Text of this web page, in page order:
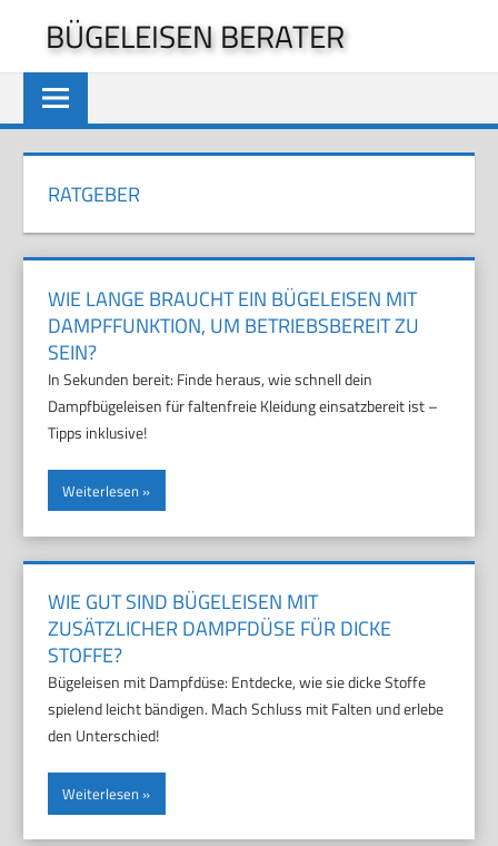
springen
BÜGELEISEN BERATER
RATGEBER
WIE LANGE BRAUCHT EIN BÜGELEISEN MIT
DAMPFFUNKTION, UM BETRIEBSBEREIT ZU
SEIN?
In Sekunden bereit: Finde heraus, wie schnell dein
Dampfbügeleisen für faltenfreie Kleidung einsatzbereit ist –
Tipps inklusive!
Weiterlesen
WIE GUT SIND BÜGELEISEN MIT
ZUSÄTZLICHER DAMPFDÜSE FÜR DICKE
STOFFE?
Bügeleisen mit Dampfdüse: Entdecke, wie sie dicke Stoffe
spielend leicht bändigen. Mach Schluss mit Falten und erlebe
den Unterschied!
Weiterlesen